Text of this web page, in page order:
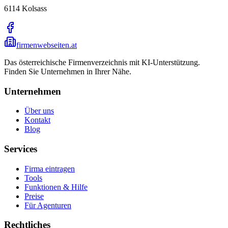
6114 Kolsass
firmenwebseiten.at
Das österreichische Firmenverzeichnis mit KI-Unterstützung.
Finden Sie Unternehmen in Ihrer Nähe.
Unternehmen
Über uns
Kontakt
Blog
Services
Firma eintragen
Tools
Funktionen & Hilfe
Preise
Für Agenturen
Rechtliches